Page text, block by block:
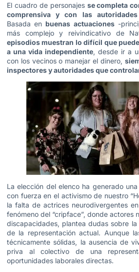
El cuadro de personajes se completa
comprensiva y con las
Basada en buenas actuaciones-
más complejo y reivindicativo de
episodios muestran lo difícil que
a una vida independiente, desde ir a
con los vecinos o manejar el dinero,
inspectores y autoridades que
La elección del elenco ha generado
con fuerza en el activismo de nuestro
la falta de actrices neurodivergentes
fenómeno del “cripface”, donde actores
discapacidades, plantea dudas sobre
de la representación actual. Aunque
técnicamente sólidas, la ausencia de
priva al colectivo de una
oportunidades laborales directas.